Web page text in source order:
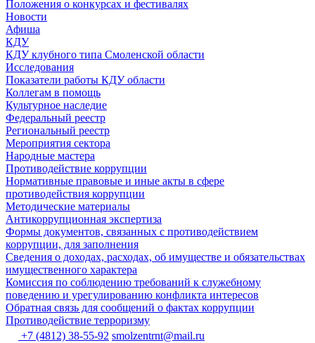
Положения о конкурсах и фестивалях
Новости
Афиша
КДУ
КДУ клубного типа Смоленской области
Исследования
Показатели работы КДУ области
Коллегам в помощь
Культурное наследие
Федеральный реестр
Региональный реестр
Мероприятия сектора
Народные мастера
Противодействие коррупции
Нормативные правовые и иные акты в сфере
противодействия коррупции
Методические материалы
Антикоррупционная экспертиза
Формы документов, связанных с противодействием
коррупции, для заполнения
Сведения о доходах, расходах, об имуществе и обязательствах
имущественного характера
Комиссия по соблюдению требований к служебному
поведению и урегулированию конфликта интересов
Обратная связь для сообщений о фактах коррупции
Противодействие терроризму
+7 (4812) 38-55-92 smolzentrnt@mail.ru